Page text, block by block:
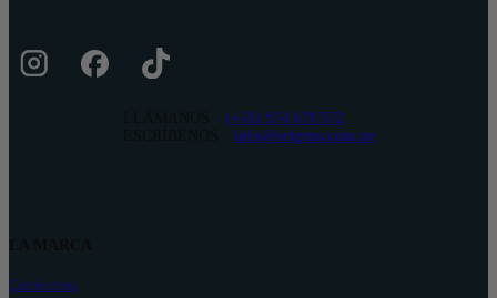
(+51) 974 678 572
info@origens.com.pe
Conócenos